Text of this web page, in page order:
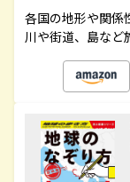
各国の地形や関係
川や街道、島など